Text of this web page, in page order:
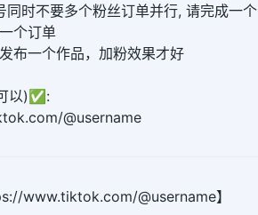
时不要多个粉丝订单并行, 请完成一个
个订单
布一个作品，加粉效果才好
以)✅:
@username
www.tiktok.com/@username】